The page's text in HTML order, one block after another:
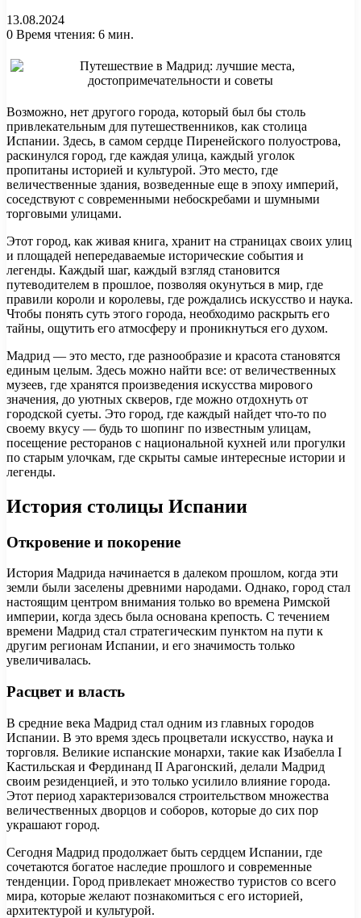
13.08.2024
0 Время чтения: 6 мин.
Возможно, нет другого города, который был бы столь
привлекательным для путешественников, как столица
Испании. Здесь, в самом сердце Пиренейского полуострова,
раскинулся город, где каждая улица, каждый уголок
пропитаны историей и культурой. Это место, где
величественные здания, возведенные еще в эпоху империй,
соседствуют с современными небоскребами и шумными
торговыми улицами.
Этот город, как живая книга, хранит на страницах своих улиц
и площадей непередаваемые исторические события и
легенды. Каждый шаг, каждый взгляд становится
путеводителем в прошлое, позволяя окунуться в мир, где
правили короли и королевы, где рождались искусство и наука.
Чтобы понять суть этого города, необходимо раскрыть его
тайны, ощутить его атмосферу и проникнуться его духом.
Мадрид — это место, где разнообразие и красота становятся
единым целым. Здесь можно найти все: от величественных
музеев, где хранятся произведения искусства мирового
значения, до уютных скверов, где можно отдохнуть от
городской суеты. Это город, где каждый найдет что-то по
своему вкусу — будь то шопинг по известным улицам,
посещение ресторанов с национальной кухней или прогулки
по старым улочкам, где скрыты самые интересные истории и
легенды.
История столицы Испании
Откровение и покорение
История Мадрида начинается в далеком прошлом, когда эти
земли были заселены древними народами. Однако, город стал
настоящим центром внимания только во времена Римской
империи, когда здесь была основана крепость. С течением
времени Мадрид стал стратегическим пунктом на пути к
другим регионам Испании, и его значимость только
увеличивалась.
Расцвет и власть
В средние века Мадрид стал одним из главных городов
Испании. В это время здесь процветали искусство, наука и
торговля. Великие испанские монархи, такие как Изабелла I
Кастильская и Фердинанд II Арагонский, делали Мадрид
своим резиденцией, и это только усилило влияние города.
Этот период характеризовался строительством множества
величественных дворцов и соборов, которые до сих пор
украшают город.
Сегодня Мадрид продолжает быть сердцем Испании, где
сочетаются богатое наследие прошлого и современные
тенденции. Город привлекает множество туристов со всего
мира, которые желают познакомиться с его историей,
архитектурой и культурой.